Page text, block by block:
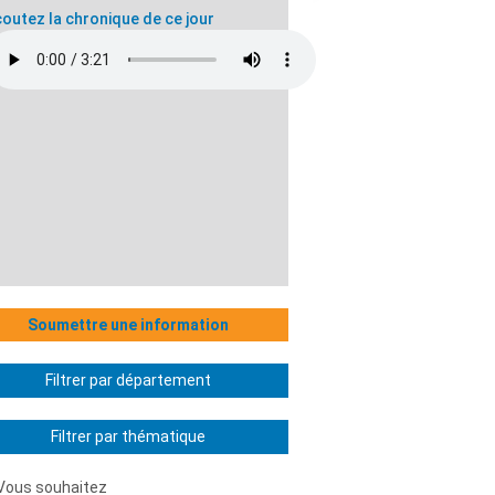
la chronique de ce jour
Soumettre une information
Filtrer par département
Filtrer par thématique
souhaitez